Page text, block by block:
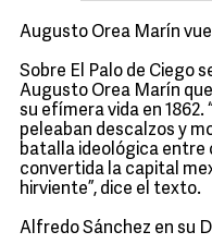
Augusto Orea Marín
Sobre El Palo de Ciego
Augusto Orea Marín
su efímera vida en
peleaban descalzos y
batalla ideológica entre
convertida la capital
hirviente”, dice el texto.
Alfredo Sánchez en su